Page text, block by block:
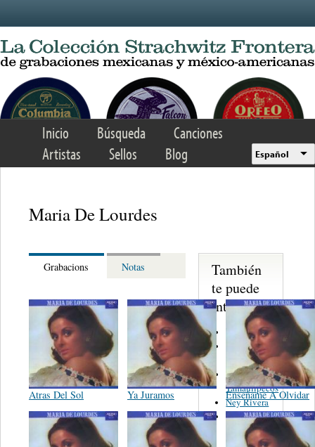
Inicio Búsqueda
Canciones
Artistas
Sellos Blog Español
Maria De Lourdes
Grabacions Notas
Atras Del Sol Ya Juramos Enseñame A Olvidar
También
te puede
interesar...
Juan Florer
Rodriguez
Los
Tamaulipecos
Ney Rivera
Carlos De
Cordova